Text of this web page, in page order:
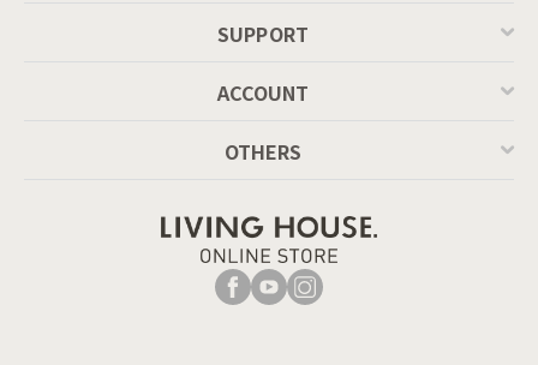
SUPPORT
ACCOUNT
OTHERS